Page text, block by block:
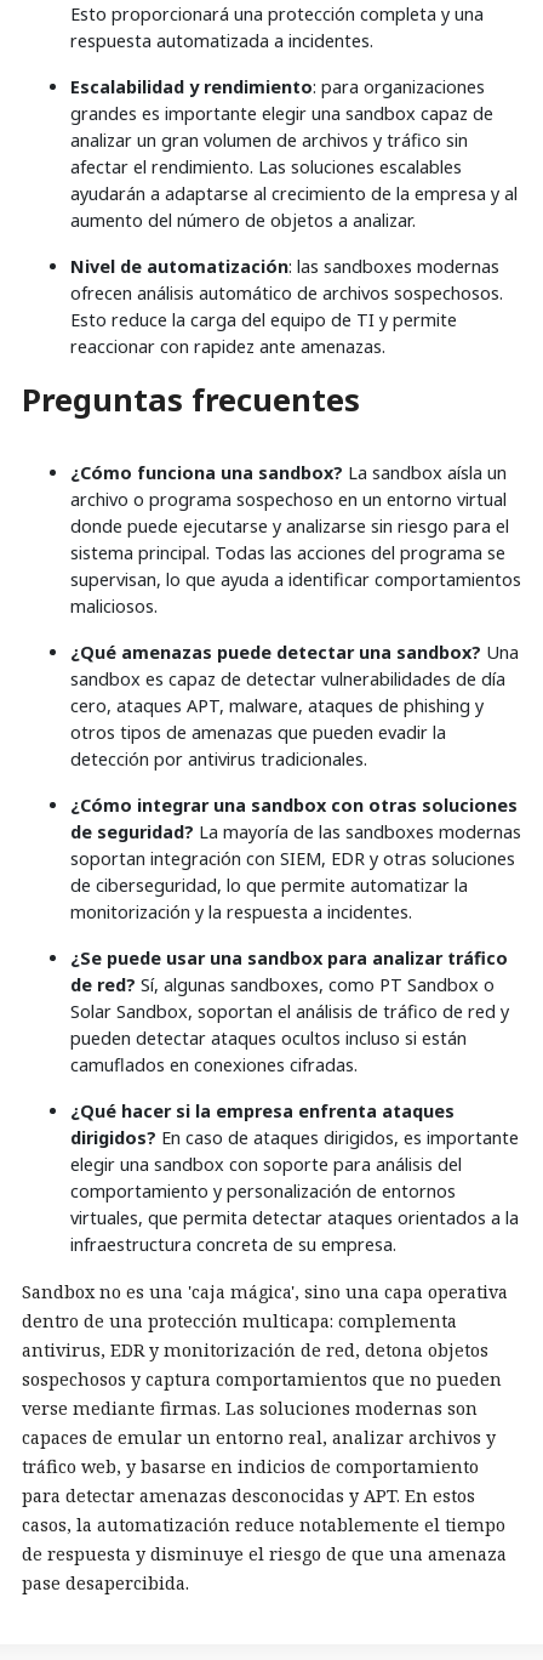
Esto proporcionará una protección completa y una
respuesta automatizada a incidentes.
Escalabilidad y rendimiento: para organizaciones
grandes es importante elegir una sandbox capaz de
analizar un gran volumen de archivos y tráfico sin
afectar el rendimiento. Las soluciones escalables
ayudarán a adaptarse al crecimiento de la empresa y al
aumento del número de objetos a analizar.
Nivel de automatización: las sandboxes modernas
ofrecen análisis automático de archivos sospechosos.
Esto reduce la carga del equipo de TI y permite
reaccionar con rapidez ante amenazas.
Preguntas frecuentes
¿Cómo funciona una sandbox? La sandbox aísla un
archivo o programa sospechoso en un entorno virtual
donde puede ejecutarse y analizarse sin riesgo para el
sistema principal. Todas las acciones del programa se
supervisan, lo que ayuda a identificar comportamientos
maliciosos.
¿Qué amenazas puede detectar una sandbox? Una
sandbox es capaz de detectar vulnerabilidades de día
cero, ataques APT, malware, ataques de phishing y
otros tipos de amenazas que pueden evadir la
detección por antivirus tradicionales.
¿Cómo integrar una sandbox con otras soluciones
de seguridad? La mayoría de las sandboxes modernas
soportan integración con SIEM, EDR y otras soluciones
de ciberseguridad, lo que permite automatizar la
monitorización y la respuesta a incidentes.
¿Se puede usar una sandbox para analizar tráfico
de red? Sí, algunas sandboxes, como PT Sandbox o
Solar Sandbox, soportan el análisis de tráfico de red y
pueden detectar ataques ocultos incluso si están
camuflados en conexiones cifradas.
¿Qué hacer si la empresa enfrenta ataques
dirigidos? En caso de ataques dirigidos, es importante
elegir una sandbox con soporte para análisis del
comportamiento y personalización de entornos
virtuales, que permita detectar ataques orientados a la
infraestructura concreta de su empresa.
Sandbox no es una 'caja mágica', sino una capa operativa
dentro de una protección multicapa: complementa
antivirus, EDR y monitorización de red, detona objetos
sospechosos y captura comportamientos que no pueden
verse mediante firmas. Las soluciones modernas son
capaces de emular un entorno real, analizar archivos y
tráfico web, y basarse en indicios de comportamiento
para detectar amenazas desconocidas y APT. En estos
casos, la automatización reduce notablemente el tiempo
de respuesta y disminuye el riesgo de que una amenaza
pase desapercibida.